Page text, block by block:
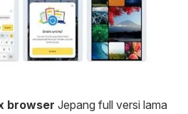
browser Jepang full versi lama